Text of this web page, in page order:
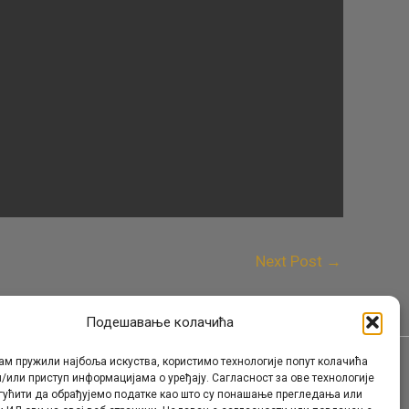
Подешавање колачића
пружили најбоља искуства, користимо технологије попут колачића
приступ информацијама о уређају. Сагласност за ове технологије
да обрађујемо податке као што су понашање прегледања или
Next Post →
Контакт